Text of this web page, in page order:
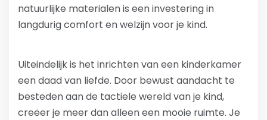
natuurlijke materialen is een investering in
langdurig comfort en welzijn voor je kind.
Uiteindelijk is het inrichten van een kinderkamer
een daad van liefde. Door bewust aandacht te
besteden aan de tactiele wereld van je kind,
creëer je meer dan alleen een mooie ruimte. Je